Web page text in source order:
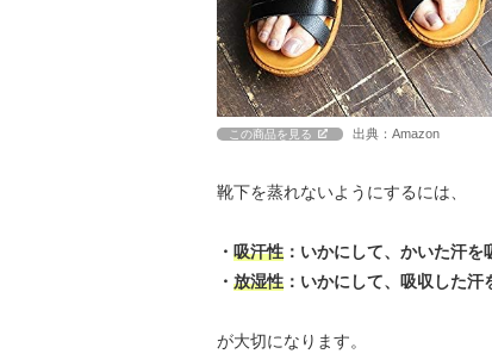
この商品を見る 出典：Amazon
靴下を蒸れないようにするには、
・ 吸汗性 ：いかにして、かいた汗を
・ 放湿性 ：いかにして、吸収した汗
が大切になります。